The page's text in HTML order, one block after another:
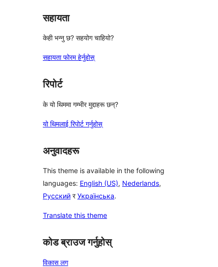
सहायता
केही भन्नु छ? सहयोग चाहियो?
सहायता फोरम हेर्नुहोस्
रिपोर्ट
के यो थिममा गम्भीर मुद्दाहरू छन्?
यो थिमलाई रिपोर्ट गर्नुहोस्
अनुवादहरू
This theme is available in the following
languages: English (US), Nederlands,
Русский रУкраїнська.
Translate this theme
कोड ब्राउज गर्नुहोस्
विकास लग